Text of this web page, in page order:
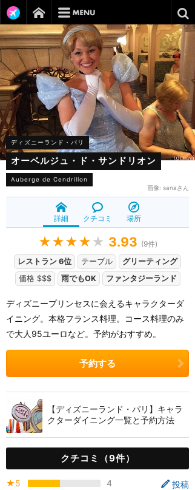
ディズニーランド・パリ
オーベルジュ・ド・サンドリオン
Auberge de Cendrillon
画像: sanaさん
詳細 クチコミ 場所
★★★★ ★ 3.93 (9件)
レストラン 6位
テーブル
グリーティング
価格 $$$
雨でもOK ファンタジーランド
ディズニープリンセスに会えるキャラクターダ
イニング。本格フランス料理。コース料理のみ
で大人95ユーロなど。予約がおすすめ。
予約する
【ディズニーランド・パリ】キャラ
クターダイニング一覧と予約方法
クチコミ（9件）
投稿
★5
4